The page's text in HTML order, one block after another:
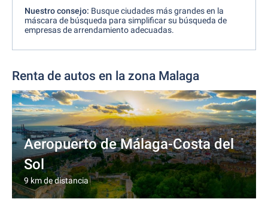
Nuestro consejo: Busque ciudades más grandes en la
máscara de búsqueda para simplificar su búsqueda de
empresas de arrendamiento adecuadas.
Renta de autos en la zona Malaga
Aeropuerto de Málaga-Costa del
Sol
9 km de distancia